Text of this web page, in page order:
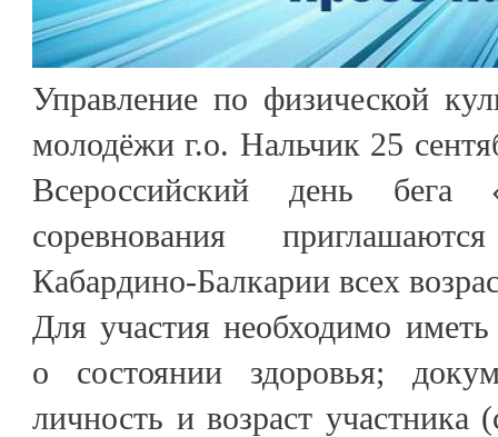
Управление по физической
молодёжи г.о. Нальчик 25
Всероссийский день
соревнования
Кабардино-Балкарии всех
Для участия необходимо
о состоянии здоровья;
личность и возраст участника